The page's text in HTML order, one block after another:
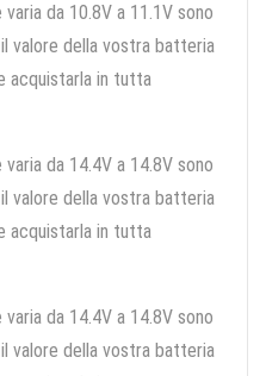
da 10.8V a 11.1V sono
valore della vostra batteria
acquistarla in tutta
da 14.4V a 14.8V sono
valore della vostra batteria
acquistarla in tutta
da 14.4V a 14.8V sono
valore della vostra batteria